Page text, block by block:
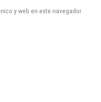
y web en este navegador